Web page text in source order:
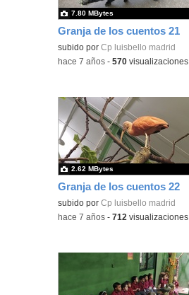
Granja de los cuentos 21
subido porCp luisbello madrid
7.80 MBytes
-hace 7 años -570 visualizaciones
Granja de los cuentos 22
subido porCp luisbello madrid
2.62 MBytes
-hace 7 años -712 visualizaciones